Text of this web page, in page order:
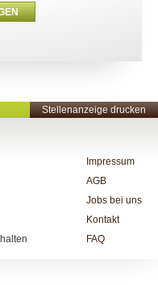
Stellenanzeige drucken
Impressum
AGB
Jobs bei uns
Kontakt
FAQ